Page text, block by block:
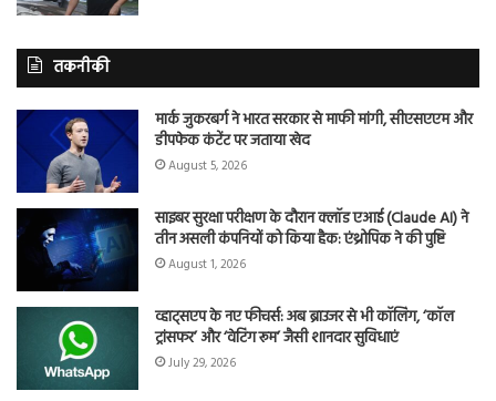
तकनीकी
मार्क जुकरबर्ग ने भारत सरकार से माफी मांगी, सीएसएएम और
डीपफेक कंटेंट पर जताया खेद
August 5, 2026
साइबर सुरक्षा परीक्षण के दौरान क्लॉड एआई (Claude AI) ने
तीन असली कंपनियों को किया हैक: एंथ्रोपिक ने की पुष्टि
August 1, 2026
व्हाट्सएप के नए फीचर्स: अब ब्राउजर से भी कॉलिंग, ‘कॉल
ट्रांसफर’ और ‘वेटिंग रूम’ जैसी शानदार सुविधाएं
July 29, 2026